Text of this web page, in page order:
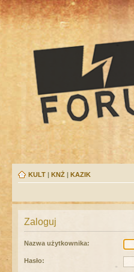
KULT | KNŻ | KAZIK
Zaloguj
Nazwa użytkownika:
Hasło: